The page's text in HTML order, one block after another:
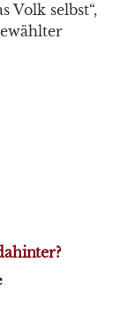
Volk selbst“,